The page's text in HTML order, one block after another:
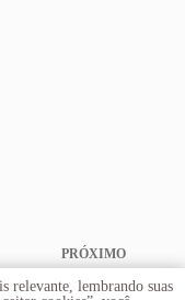
PRÓXIMO
nos matar agora
relevante, lembrando suas